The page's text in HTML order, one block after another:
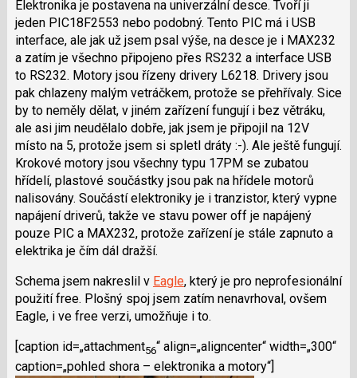
Elektronika je postavena na univerzální desce. Tvoří ji
jeden PIC18F2553 nebo podobný. Tento PIC má i USB
interface, ale jak už jsem psal výše, na desce je i MAX232
a zatím je všechno připojeno přes RS232 a interface USB
to RS232. Motory jsou řízeny drivery L6218. Drivery jsou
pak chlazeny malým vetráčkem, protože se přehřívaly. Sice
by to neměly dělat, v jiném zařízení fungují i bez větráku,
ale asi jim neudělalo dobře, jak jsem je připojil na 12V
místo na 5, protože jsem si spletl dráty :-). Ale ještě fungují.
Krokové motory jsou všechny typu 17PM se zubatou
hřídelí, plastové součástky jsou pak na hřídele motorů
nalisovány. Součástí elektroniky je i tranzistor, který vypne
napájení driverů, takže ve stavu power off je napájený
pouze PIC a MAX232, protože zařízení je stále zapnuto a
elektrika je čím dál dražší.
Schema jsem nakreslil v Eagle, který je pro neprofesionální
použití free. Plošný spoj jsem zatím nenavrhoval, ovšem
Eagle, i ve free verzi, umožňuje i to.
[caption id=„attachment56“ align=„aligncenter“ width=„300“
caption=„pohled shora – elektronika a motory“]